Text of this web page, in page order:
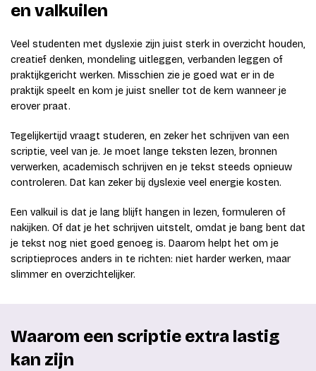
en valkuilen
Veel studenten met dyslexie zijn juist sterk in overzicht houden,
creatief denken, mondeling uitleggen, verbanden leggen of
praktijkgericht werken. Misschien zie je goed wat er in de
praktijk speelt en kom je juist sneller tot de kern wanneer je
erover praat.
Tegelijkertijd vraagt studeren, en zeker het schrijven van een
scriptie, veel van je. Je moet lange teksten lezen, bronnen
verwerken, academisch schrijven en je tekst steeds opnieuw
controleren. Dat kan zeker bij dyslexie veel energie kosten.
Een valkuil is dat je lang blijft hangen in lezen, formuleren of
nakijken. Of dat je het schrijven uitstelt, omdat je bang bent dat
je tekst nog niet goed genoeg is. Daarom helpt het om je
scriptieproces anders in te richten: niet harder werken, maar
slimmer en overzichtelijker.
Waarom een scriptie extra lastig
kan zijn